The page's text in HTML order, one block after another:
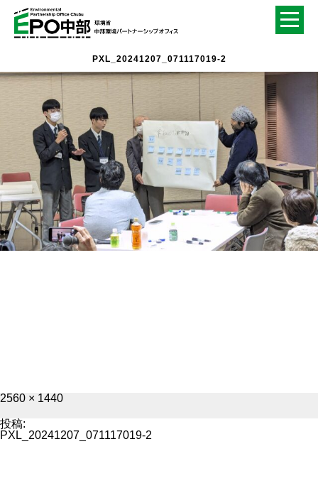
PXL_20241207_071117019-2
フ
サ
イ
ズ
2560 × 1440
投稿:
PXL_20241207_071117019-2